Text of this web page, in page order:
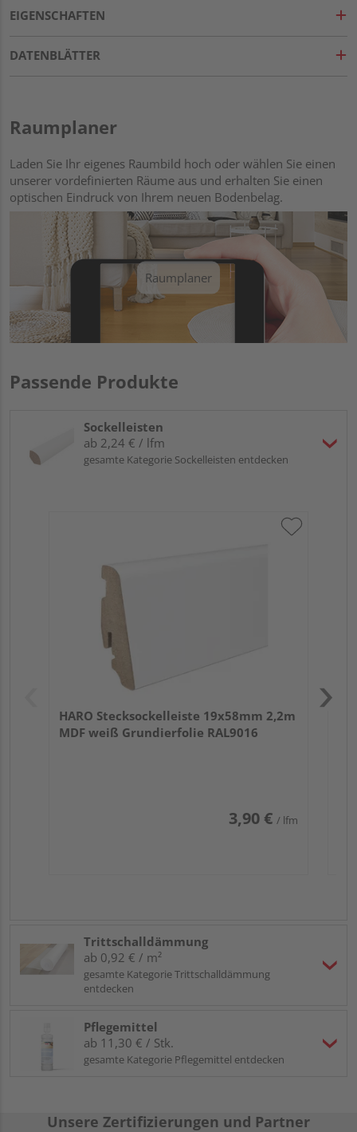
EIGENSCHAFTEN
DATENBLÄTTER
Raumplaner
Laden Sie Ihr eigenes Raumbild hoch oder wählen Sie einen
unserer vordefinierten Räume aus und erhalten Sie einen
optischen Eindruck von Ihrem neuen Bodenbelag.
Raumplaner
Passende Produkte
Sockelleisten
ab 2,24 € / lfm
gesamte Kategorie Sockelleisten entdecken
HARO Stecksockelleiste 19x58mm 2,2m
MDF weiß Grundierfolie RAL9016
3,90 € / lfm
Trittschalldämmung
ab 0,92 € / m²
gesamte Kategorie Trittschalldämmung
entdecken
Pflegemittel
ab 11,30 € / Stk.
gesamte Kategorie Pflegemittel entdecken
Unsere Zertifizierungen und Partner